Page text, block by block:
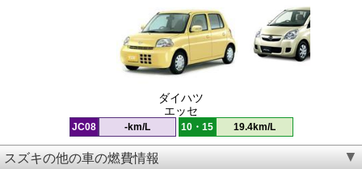
ダイハツ
エッセ
JC08 -km/L 10・15 19.4km/L
スズキの他の車の燃費情報